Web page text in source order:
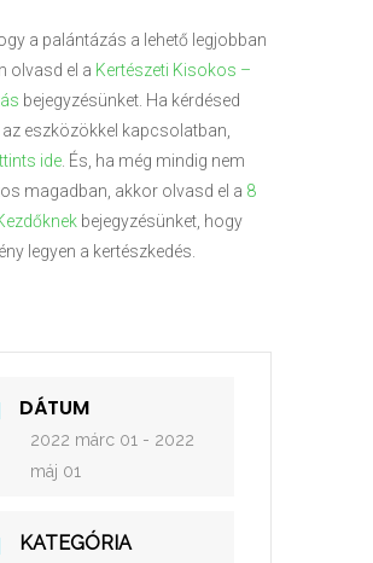
a palántázás a lehető legjobban
olvasd el a Kertészeti Kisokos –
bejegyzésünket. Ha kérdésed
eszközökkel kapcsolatban,
ide . És, ha még mindig nem
magadban, akkor olvasd el a 8
bejegyzésünket, hogy
legyen a kertészkedés.
DÁTUM
2022 márc 01 - 2022
máj 01
KATEGÓRIA